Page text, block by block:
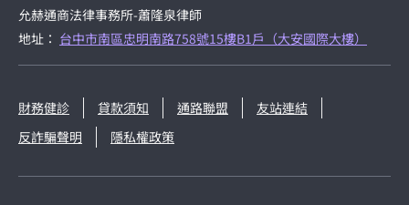
允赫通商法律事務所-蕭隆泉律師
地址： 台中市南區忠明南路758號15樓B1戶（大安國際大樓）
財務健診 貸款須知 通路聯盟
友站連結
反詐騙聲明
隱私權政策